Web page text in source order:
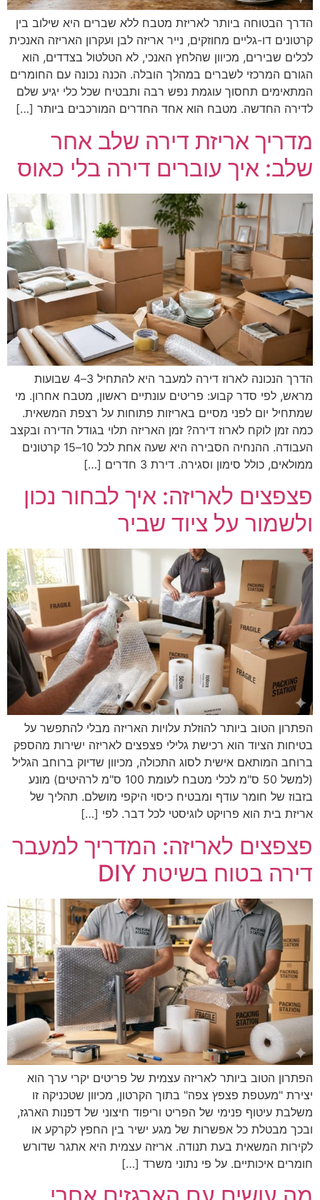
הדרך הבטוחה ביותר לאריזת מטבח ללא שברים היא שילוב בין
קרטונים דו-גליים מחוזקים, נייר אריזה לבן ועקרון האריזה האנכית
לכלים שבירים, מכיוון שהלחץ האנכי, לא הטלטול בצדדים, הוא
הגורם המרכזי לשברים במהלך הובלה. הכנה נכונה עם החומרים
המתאימים תחסוך עוגמת נפש רבה ותבטיח שכל כלי יגיע שלם
לדירה החדשה. מטבח הוא אחד החדרים המורכבים ביותר […]
מדריך אריזת דירה שלב אחר
שלב: איך עוברים דירה בלי כאוס
הדרך הנכונה לארוז דירה למעבר היא להתחיל 3–4 שבועות
מראש, לפי סדר קבוע: פריטים עונתיים ראשון, מטבח אחרון. מי
שמתחיל יום לפני מסיים באריזות פתוחות על רצפת המשאית.
כמה זמן לוקח לארוז דירה? זמן האריזה תלוי בגודל הדירה ובקצב
העבודה. ההנחיה הסבירה היא שעה אחת לכל 10–15 קרטונים
ממולאים, כולל סימון וסגירה. דירת 3 חדרים […]
פצפצים לאריזה: איך לבחור נכון
ולשמור על ציוד שביר
הפתרון הטוב ביותר להוזלת עלויות האריזה מבלי להתפשר על
בטיחות הציוד הוא רכישת גלילי פצפצים לאריזה ישירות מהספק
ברוחב המותאם אישית לסוג התכולה, מכיוון שדיוק ברוחב הגליל
(למשל 50 ס"מ לכלי מטבח לעומת 100 ס"מ לרהיטים) מונע
בזבוז של חומר עודף ומבטיח כיסוי היקפי מושלם. תהליך של
אריזת בית הוא פרויקט לוגיסטי לכל דבר. לפי […]
פצפצים לאריזה: המדריך למעבר
דירה בטוח בשיטת DIY
הפתרון הטוב ביותר לאריזה עצמית של פריטים יקרי ערך הוא
יצירת "מעטפת פצפץ צפה" בתוך הקרטון, מכיוון שטכניקה זו
משלבת עיטוף פנימי של הפריט וריפוד חיצוני של דפנות הארגז,
ובכך מבטלת כל אפשרות של מגע ישיר בין החפץ לקרקע או
לקירות המשאית בעת תנודה. אריזה עצמית היא אתגר שדורש
חומרים איכותיים. על פי נתוני משרד […]